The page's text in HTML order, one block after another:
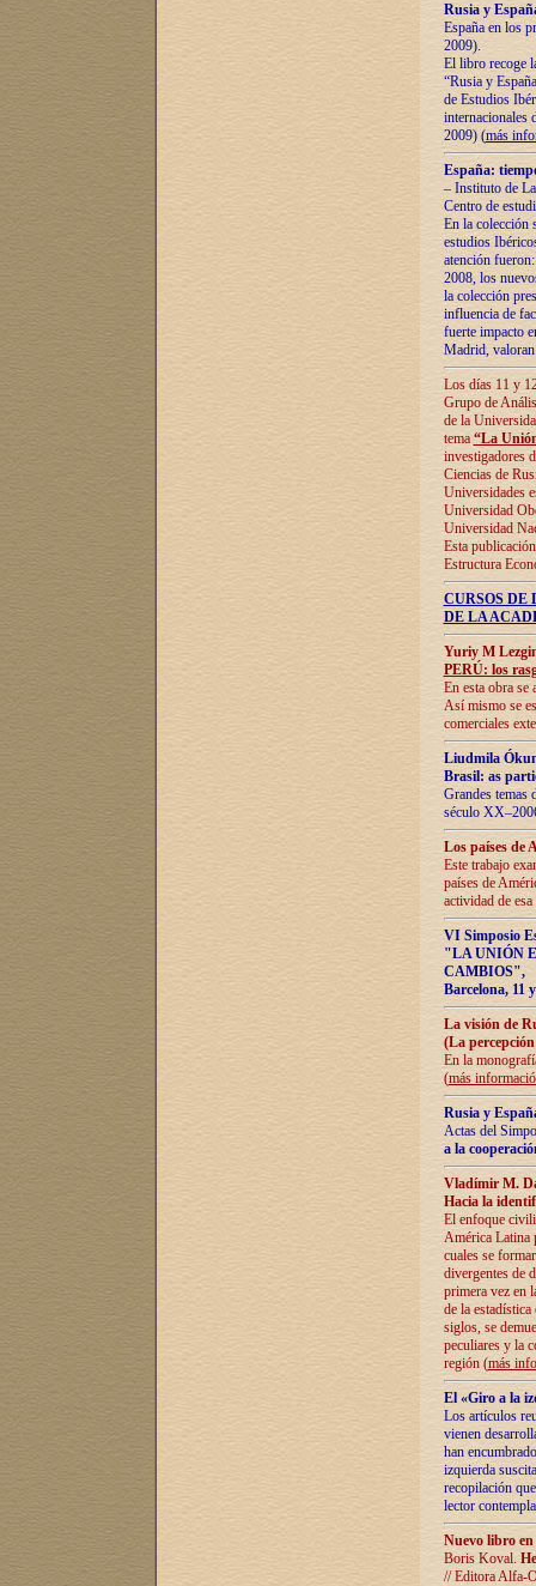
Rusia y
España en los
2009).
El libro recoge
“Rusia y
de Estudios
internacionales
2009) (más
España:
– Instituto de
Centro de
En la colección
estudios
atención
2008, los
la colección
influencia de
fuerte impacto
Madrid,
Los días 11 y
Grupo de
de la
tema “La
investigadores
Ciencias de
Universidades
Universidad
Universidad
Esta
Estructura
CURSOS
DE LA
Yuriy M
PERÚ: los
En esta obra se
Así mismo se
comerciales
Liudmila
Brasil: as
Grandes temas
século
Los países de
Este trabajo
países de
actividad de
VI Simposio
"LA UNIÓN
CAMBIOS",
Barcelona, 11
La visión de
(La
En la
(más
Rusia y
Actas del
a la
Vladímir M.
Hacia la
El enfoque
América Latina
cuales se
divergentes de
primera vez en
de la
siglos, se
peculiares y la
región (más
El «Giro a la
Los artículos
vienen
han
izquierda
recopilación
lector
Nuevo libro
Boris Koval.
// Editora Alfa-